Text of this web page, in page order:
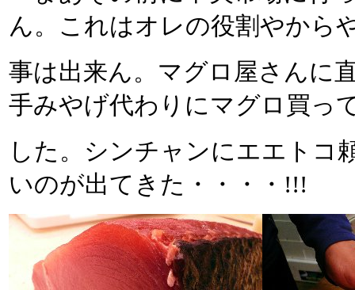
ん。これはオレの役割やから
事は出来ん。マグロ屋さんに
手みやげ代わりにマグロ買っ
した。シンチャンにエエトコ
いのが出てきた・・・・!!!